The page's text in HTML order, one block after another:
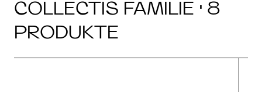
COLLECTIS FAMILIE · 8
PRODUKTE